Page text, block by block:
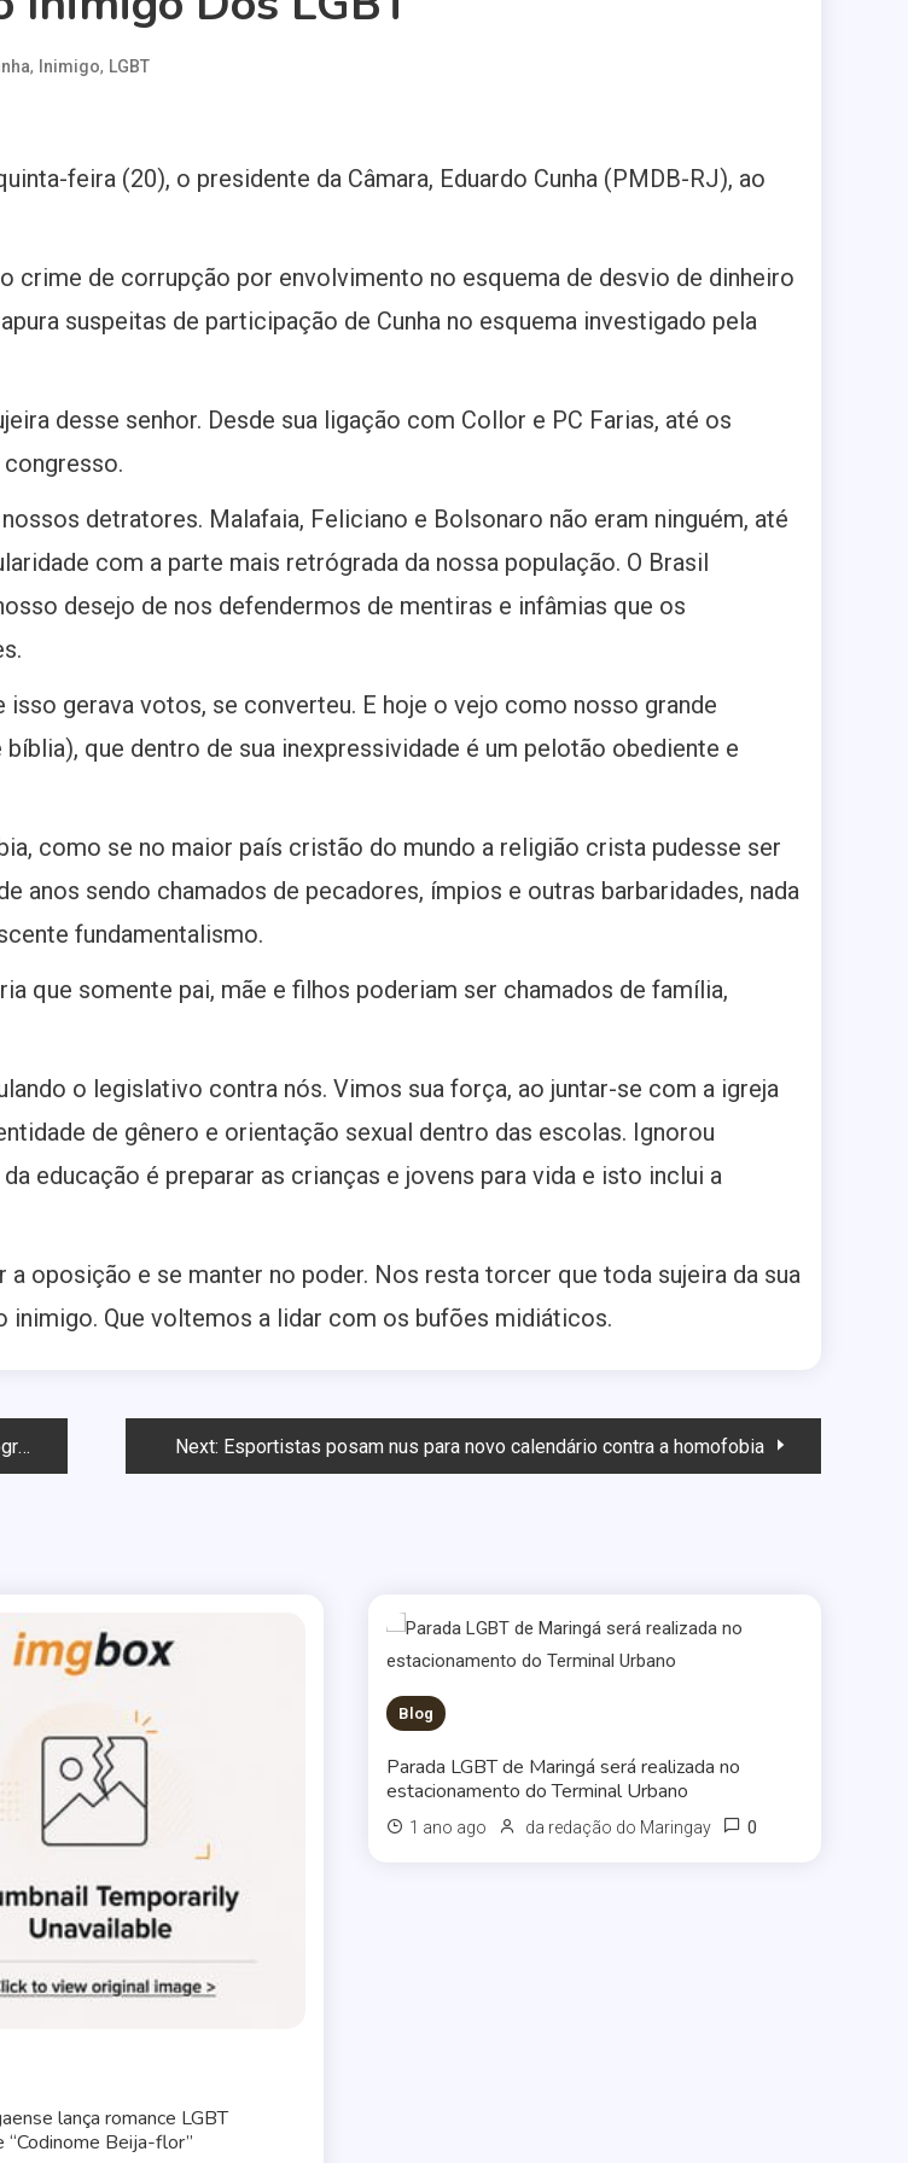
, Inimigo, LGBT
feira (20), o presidente da Câmara, Eduardo Cunha (PMDB-RJ), ao
crime de corrupção por envolvimento no esquema de desvio de dinheiro
suspeitas de participação de Cunha no esquema investigado pela
desse senhor. Desde sua ligação com Collor e PC Farias, até os
detratores. Malafaia, Feliciano e Bolsonaro não eram ninguém, até
com a parte mais retrógrada da nossa população. O Brasil
desejo de nos defendermos de mentiras e infâmias que os
gerava votos, se converteu. E hoje o vejo como nosso grande
que dentro de sua inexpressividade é um pelotão obediente e
como se no maior país cristão do mundo a religião crista pudesse ser
anos sendo chamados de pecadores, ímpios e outras barbaridades, nada
fundamentalismo.
que somente pai, mãe e filhos poderiam ser chamados de família,
o legislativo contra nós. Vimos sua força, ao juntar-se com a igreja
de gênero e orientação sexual dentro das escolas. Ignorou
educação é preparar as crianças e jovens para vida e isto inclui a
oposição e se manter no poder. Nos resta torcer que toda sujeira da sua
Que voltemos a lidar com os bufões midiáticos.
Next: Esportistas posam nus para novo calendário contra a homofobia
lança romance LGBT
“Codinome Beija-flor”
Blog
Parada LGBT de Maringá será realizada no
estacionamento do Terminal Urbano
1 ano ago da redação do Maringay 0